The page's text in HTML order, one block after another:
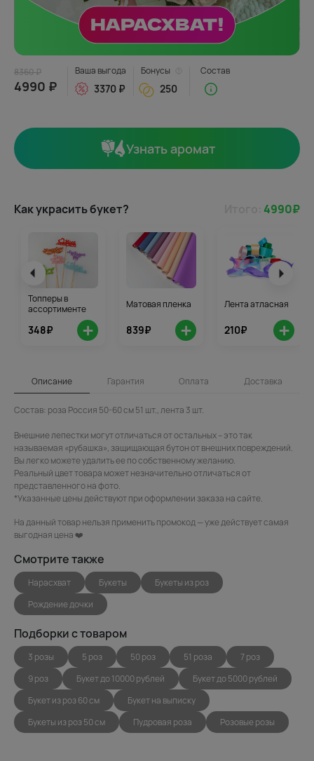
8360 ₽
4990 ₽
Ваша выгода
3370 ₽
Бонусы
250
Состав
Узнать аромат
Как украсить букет? 4990₽
Топперы в
ассортименте
348₽ +
Матовая пленка
839₽ +
Лента атласная
210₽ +
Описание Гарантия Оплата Доставка
Состав: роза Россия 50-60 см 51 шт., лента 3 шт.
Внешние лепестки могут отличаться от остальных – это так
называемая «рубашка», защищающая бутон от внешних повреждений.
Вы легко можете удалить ее по собственному желанию.
Реальный цвет товара может незначительно отличаться от
представленного на фото.
*Указанные цены действуют при оформлении заказа на сайте.
На данный товар нельзя применить промокод — уже действует самая
выгодная цена ❤️
Смотрите также
Нарасхват Букеты
Букеты из роз
Рождение дочки
Подборки с товаром
3 розы 5 роз 50 роз 51 роза
7 роз
9 роз
Букет до 10000 рублей
Букет до 5000 рублей
Букет из роз 60 см
Букет на выписку
Букеты из роз 50 см
Пудровая роза Розовые розы